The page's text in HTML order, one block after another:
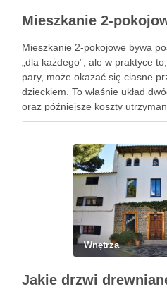
Mieszkanie 2-pokojowe bywa
„dla każdego”, ale w praktyce
pary, może okazać się ciasne
dzieckiem. To właśnie układ
oraz późniejsze koszty
powierzchnia będzie wygodna.
Wnętrza